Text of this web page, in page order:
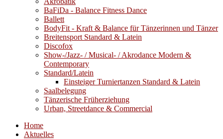
BaFiDa - Balance Fitness Dance
Ballett
BodyFit - Kraft & Balance für Tänzerinnen und Tänzer
Breitensport Standard & Latein
Discofox
Show-/Jazz- / Musical- / Akrodance Modern &
Contemporary
Standard/Latein
Einsteiger Turniertanzen Standard & Latein
Saalbelegung
Tänzerische Früherziehung
Urban, Streetdance & Commercial
Home
Aktuelles